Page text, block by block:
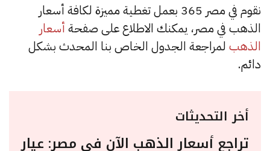
نقوم في مصر 365 بعمل تغطية مميزة لكافة أسعار
الذهب في مصر، يمكنك الاطلاع على صفحة أسعار
الذهب لمراجعة الجدول الخاص بنا المحدث بشكل
دائم.
أخر التحديثات
تراجع أسعار الذهب الآن في مصر: عيار